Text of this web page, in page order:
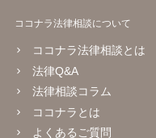
ココナラ法律相談について
ココナラ法律相談とは
法律Q&A
法律相談コラム
ココナラとは
よくあるご質問